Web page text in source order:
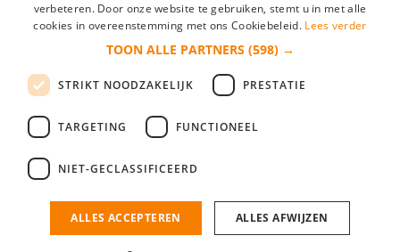
*
login gegevens onthouden
login
Bedrijf aanmelden
nieuwe collega/werknemer zo gevonden!
verbeteren. Door onze website te gebruiken, stemt u in met alle
cookies in overeenstemming met ons Cookiebeleid. Lees verder
TOON ALLE PARTNERS (598) →
STRIKT NOODZAKELIJK PRESTATIE
TARGETING FUNCTIONEEL
NIET-GECLASSIFICEERD
ALLES ACCEPTEREN ALLES AFWIJZEN